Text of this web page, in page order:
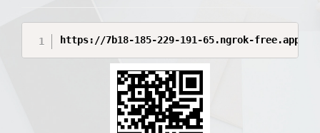
https://7b18-185-229-191-65.ngrok-free.app